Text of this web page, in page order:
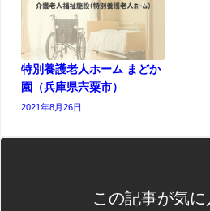
特別養護老人ホーム まどか
園（兵庫県宍粟市）
2021年8月26日
この記事が気に